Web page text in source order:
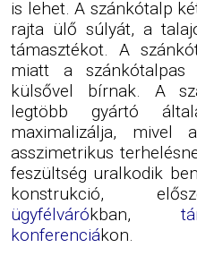
is lehet. A szánkótalp
rajta ülő súlyát, a
támasztékot. A
miatt a szánkótalpas
külsővel bírnak. A
legtöbb gyártó
maximalizálja, mivel
asszimetrikus
feszültség uralkodik
konstrukció,
ügyfélvárókban,
konferenciákon.